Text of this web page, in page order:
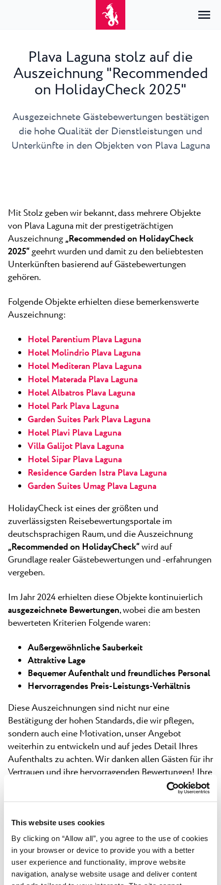
This website uses cookies
By clicking on “Allow all”, you agree to the use of cookies
in your browser or device to provide you with a better
user experience and functionality, improve website
navigation, analyse website usage and deliver content
Home
Unterkunft
Nach Typ
Hotels
Appartements
Nach Reiseziel
Poreč
Umag
Resorts
Park Resort Plava Laguna
Alle Resorts
Erkunden
Veranstaltungen
Strände
Plava Laguna Sport
Aktivurlaub
Gastronomie
Alles Erkunden
Neu
Kontakt
Anmelden
English
Deutsch
Plava Laguna stolz auf die
Auszeichnung "Recommended
on HolidayCheck 2025"
Ausgezeichnete Gästebewertungen bestätigen
die hohe Qualität der Dienstleistungen und
Unterkünfte in den Objekten von Plava Laguna
Mit Stolz geben wir bekannt, dass mehrere Objekte
von Plava Laguna mit der prestigeträchtigen
Auszeichnung„Recommended on HolidayCheck
2025“geehrt wurden und damit zu den beliebtesten
Unterkünften basierend auf Gästebewertungen
gehören.
Folgende Objekte erhielten diese bemerkenswerte
Auszeichnung:
Hotel Parentium Plava Laguna
Hotel Molindrio Plava Laguna
Hotel Mediteran Plava Laguna
Hotel Materada Plava Laguna
Hotel Albatros Plava Laguna
Hotel Park Plava Laguna
Garden Suites Park Plava Laguna
Hotel Plavi Plava Laguna
Villa Galijot Plava Laguna
Hotel Sipar Plava Laguna
Residence Garden Istra Plava Laguna
Garden Suites Umag Plava Laguna
HolidayCheck ist eines der größten und
zuverlässigsten Reisebewertungsportale im
deutschsprachigen Raum, und die Auszeichnung
„Recommended on HolidayCheck“wird auf
Grundlage realer Gästebewertungen und -erfahrungen
vergeben.
Im Jahr 2024 erhielten diese Objekte kontinuierlich
ausgezeichnete Bewertungen, wobei die am besten
bewerteten Kriterien Folgende waren:
Außergewöhnliche Sauberkeit
Attraktive Lage
Bequemer Aufenthalt und freundliches Personal
Hervorragendes Preis-Leistungs-Verhältnis
Diese Auszeichnungen sind nicht nur eine
Bestätigung der hohen Standards, die wir pflegen,
sondern auch eine Motivation, unser Angebot
weiterhin zu entwickeln und auf jedes Detail Ihres
Aufenthalts zu achten. Wir danken allen Gästen für ihr
Vertrauen und ihre hervorragenden Bewertungen! Ihre
01/12
Buchen Sie jetzt Ihren Aufenthalt in einem